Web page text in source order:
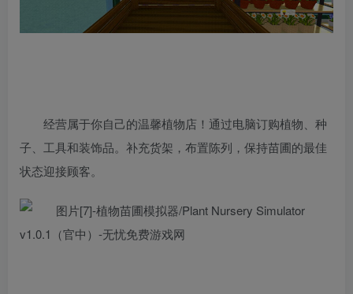
经营属于你自己的温馨植物店！通过电脑订购植物、种
子、工具和装饰品。补充货架，布置陈列，保持苗圃的最佳
状态迎接顾客。